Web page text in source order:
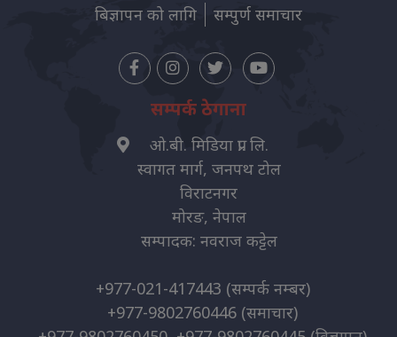
बिज्ञापन को लागि सम्पुर्ण समाचार
सम्पर्क ठेगाना
ओ.बी. मिडिया प्रा. लि.
स्वागत मार्ग, जनपथ टोल
विराटनगर
मोरङ, नेपाल
सम्पादक: नवराज कट्टेल
+977-021-417443 (सम्पर्क नम्बर)
+977-9802760446 (समाचार)